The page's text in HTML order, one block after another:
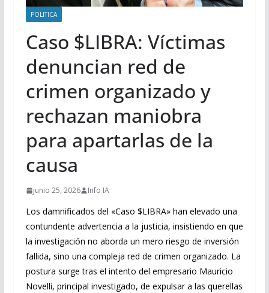
POLITICA
Caso $LIBRA: Víctimas
denuncian red de
crimen organizado y
rechazan maniobra
para apartarlas de la
causa
junio 25, 2026 Info IA
Los damnificados del «Caso $LIBRA» han elevado una
contundente advertencia a la justicia, insistiendo en que
la investigación no aborda un mero riesgo de inversión
fallida, sino una compleja red de crimen organizado. La
postura surge tras el intento del empresario Mauricio
Novelli, principal investigado, de expulsar a las querellas